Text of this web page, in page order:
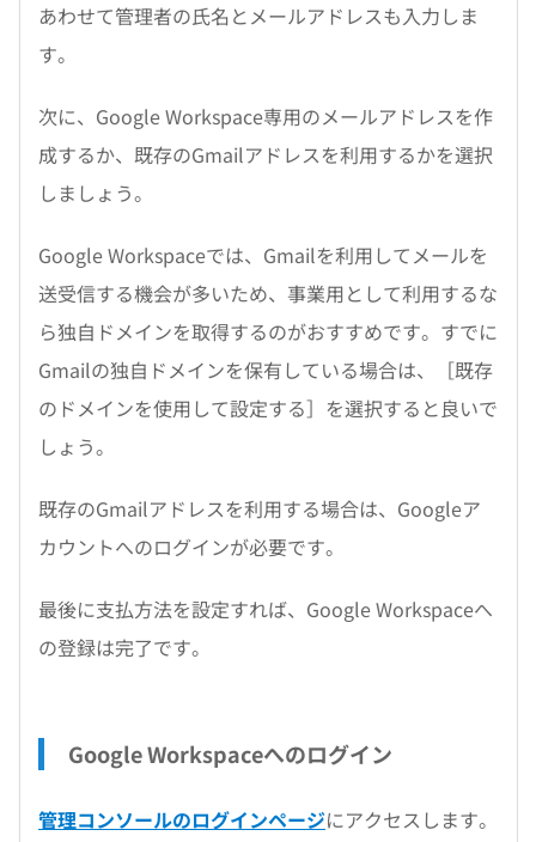
あわせて管理者の氏名とメールアドレスも入力しま
す。
次に、Google Workspace専用のメールアドレスを作
成するか、既存のGmailアドレスを利用するかを選択
しましょう。
Google Workspaceでは、Gmailを利用してメールを
送受信する機会が多いため、事業用として利用するな
ら独自ドメインを取得するのがおすすめです。すでに
Gmailの独自ドメインを保有している場合は、［既存
のドメインを使用して設定する］を選択すると良いで
しょう。
既存のGmailアドレスを利用する場合は、Googleア
カウントへのログインが必要です。
最後に支払方法を設定すれば、Google Workspaceへ
の登録は完了です。
Google Workspaceへのログイン
管理コンソールのログインページにアクセスします。